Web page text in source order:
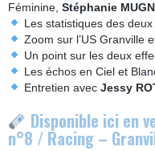
Féminine, Stéphanie
Les statistiques des
Zoom sur l’US Granville
Un point sur les deux
Les échos en Ciel et
Entretien avec Jessy
Disponible ici en
n°8 / Racing –